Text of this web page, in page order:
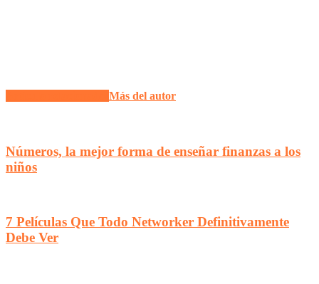
Más del autor
Números, la mejor forma de enseñar finanzas a los
niños
7 Películas Que Todo Networker Definitivamente
Debe Ver